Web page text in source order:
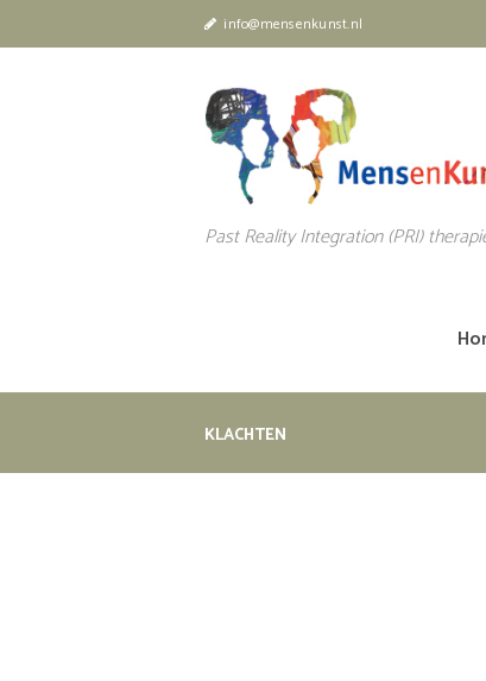
info@mensenkunst.nl
Past Reality Integration (PRI)
KLACHTEN